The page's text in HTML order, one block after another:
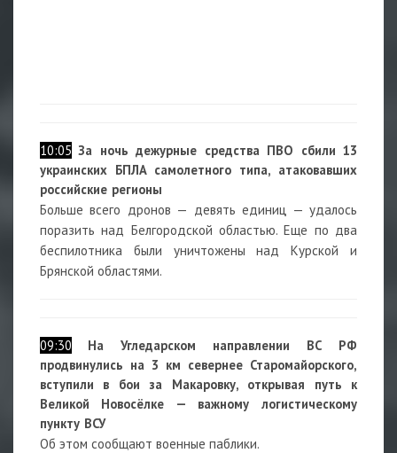
10:05 За ночь дежурные средства ПВО сбили 13
украинских БПЛА самолетного типа, атаковавших
российские регионы
Больше всего дронов — девять единиц — удалось
поразить над Белгородской областью. Еще по два
беспилотника были уничтожены над Курской и
Брянской областями.
09:30
На Угледарском направлении ВС РФ
продвинулись на 3 км севернее Старомайорского,
вступили в бои за Макаровку, открывая путь к
Великой Новосёлке — важному логистическому
пункту ВСУ
Об этом сообщают военные паблики.